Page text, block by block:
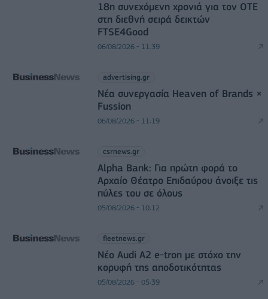
18η συνεχόμενη χρονιά για τον ΟΤΕ
στη διεθνή σειρά δεικτών
FTSE4Good
06/08/2026 - 11:39
advertising.gr
Νέα συνεργασία Heaven of Brands ×
Fussion
06/08/2026 - 11:19
csrnews.gr
Alpha Bank: Για πρώτη φορά το
Αρχαίο Θέατρο Επιδαύρου άνοιξε τις
πύλες του σε όλους
05/08/2026 - 10:12
fleetnews.gr
Νέο Audi A2 e-tron με στόχο την
κορυφή της αποδοτικότητας
05/08/2026 - 05:39